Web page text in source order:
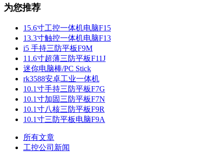
为您推荐
15.6寸工控一体机电脑F15
13.3寸触控一体机电脑F13
i5 手持三防平板F9M
11.6寸超薄三防平板F11J
迷你电脑棒/PC Stick
rk3588安卓工业一体机
10.1寸手持三防平板F7G
10.1寸加固三防平板F7N
10.1寸八核三防平板F9R
10.1寸三防平板电脑F9A
所有文章
工控公司新闻